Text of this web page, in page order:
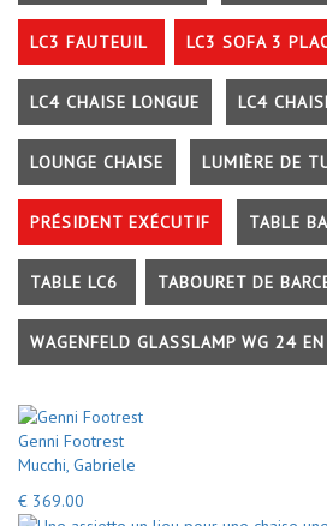
LC3 FAUTEUIL LC3 SOFA 3
LC4 CHAISE LONGUE LC4
LOUNGE CHAISE LUMIÈRE DE
PRÉSIDENT EXÉCUTIF TABLE
TABLE LC6 TABOURET DE
WAGENFELD GLASSLAMP WG 24
Genni Footrest
Mucchi, Gabriele
€ 369.00